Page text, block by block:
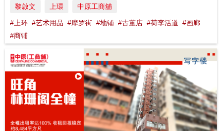
黎啟文 上環 中原工商舖
#上环 #艺术用品 #摩罗街 #地铺 #古董店 #荷李活道 #画廊
#商铺